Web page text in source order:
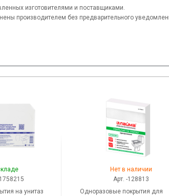
изготовителями и поставщиками.
производителем без предварительного
на унитаз
Нет в наличии
Арт. -128813
Одноразовые покрытия для